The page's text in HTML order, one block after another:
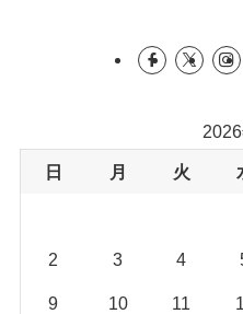
日 月 火
2 3 4
9 10 11